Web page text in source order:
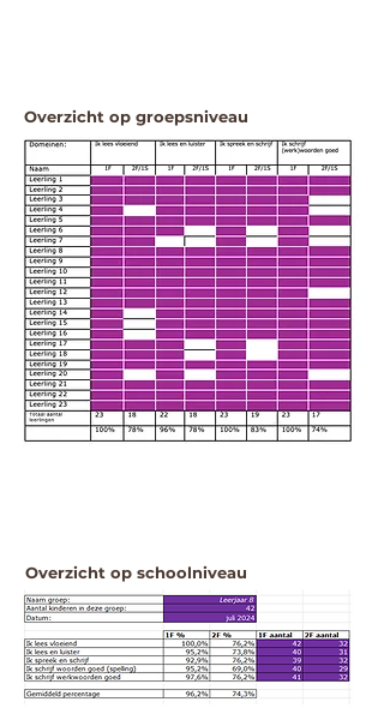
Overzicht op groepsniveau
Overzicht op schoolniveau